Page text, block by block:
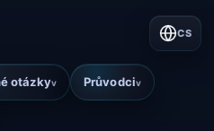
otázkyv Průvodciv
CS